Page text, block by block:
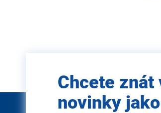
e-mail
Chcete znát
novinky